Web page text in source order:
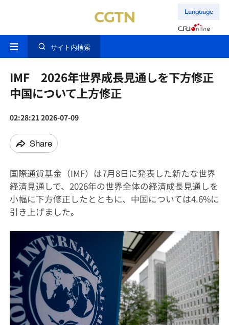
Language
サイト内検索
IMF 2026年世界成長見通しを下方修正
中国について上方修正
02:28:21 2026-07-09
Share
国際通貨基金（IMF）は7月8日に発表した新たな世界
経済見通しで、2026年の世界全体の経済成長見通しを
小幅に下方修正したとともに、中国については4.6%に
引き上げました。